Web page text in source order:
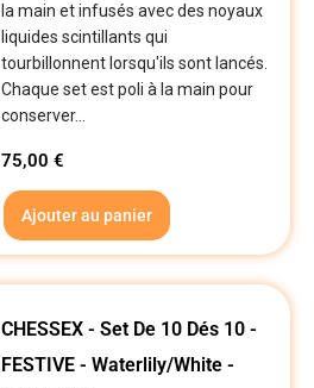
la main et infusés avec des noyaux
liquides scintillants qui
tourbillonnent lorsqu'ils sont lancés.
Chaque set est poli à la main pour
conserver...
75,00€
Ajouter au panier
CHESSEX - Set De 10 Dés 10 -
FESTIVE - Waterlily/White -